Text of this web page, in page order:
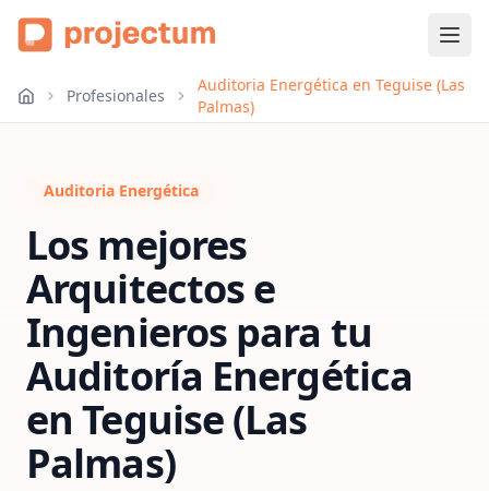
Profesionales
Auditoria Energética en Teguise (Las
Palmas)
Auditoria Energética
Los mejores
Arquitectos e
Ingenieros para tu
Auditoría Energética
enTeguise (Las
Palmas)